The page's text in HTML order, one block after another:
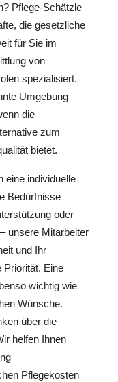
Pflege-Schätzle
die gesetzliche
für Sie im
von
spezialisiert.
Umgebung
die
zum
bietet.
eine individuelle
Bedürfnisse
oder
unsere Mitarbeiter
und Ihr
Priorität. Eine
wichtig wie
Wünsche.
über die
helfen Ihnen
Pflegekosten